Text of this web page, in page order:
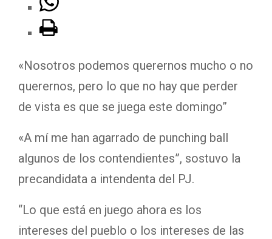
«Nosotros podemos querernos mucho o no
querernos, pero lo que no hay que perder
de vista es que se juega este domingo”
«A mí me han agarrado de punching ball
algunos de los contendientes”, sostuvo la
precandidata a intendenta del PJ.
“Lo que está en juego ahora es los
intereses del pueblo o los intereses de las